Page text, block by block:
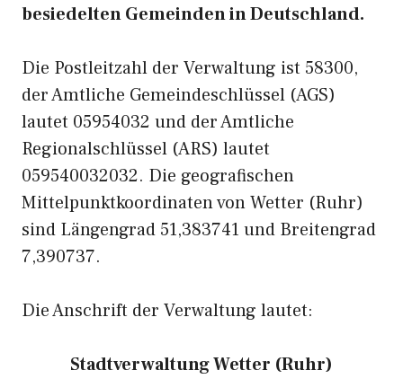
besiedelten Gemeinden in Deutschland.
Die Postleitzahl der Verwaltung ist 58300,
der Amtliche Gemeindeschlüssel (AGS)
lautet 05954032 und der Amtliche
Regionalschlüssel (ARS) lautet
059540032032. Die geografischen
Mittelpunktkoordinaten von Wetter (Ruhr)
sind Längengrad 51,383741 und Breitengrad
7,390737.
Die Anschrift der Verwaltung lautet:
Stadtverwaltung Wetter (Ruhr)